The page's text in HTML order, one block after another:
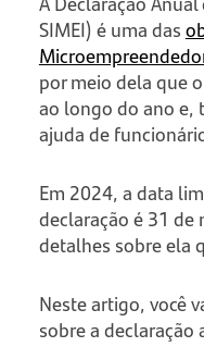
SIMEI) é uma das
por meio dela que
ao longo do ano e,
ajuda de
Em 2024, a data
declaração é 31 de
detalhes sobre ela
Neste artigo, você
sobre a declaração